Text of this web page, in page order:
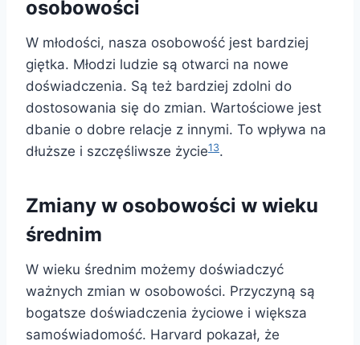
osobowości
W młodości, nasza osobowość jest bardziej
giętka. Młodzi ludzie są otwarci na nowe
doświadczenia. Są też bardziej zdolni do
dostosowania się do zmian. Wartościowe jest
dbanie o dobre relacje z innymi. To wpływa na
dłuższe i szczęśliwsze życie13.
Zmiany w osobowości w wieku
średnim
W wieku średnim możemy doświadczyć
ważnych zmian w osobowości. Przyczyną są
bogatsze doświadczenia życiowe i większa
samoświadomość. Harvard pokazał, że